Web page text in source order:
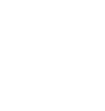
Fenster